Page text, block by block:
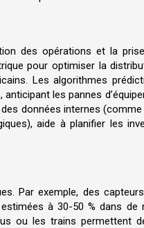
des opérations et la
pour optimiser la
Les algorithmes
les pannes
données internes
aide à planifier les
Par exemple, des
à 30-50 % dans de
ou les trains permettent